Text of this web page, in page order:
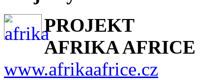
PROJEKT
AFRIKA AFRICE
www.afrikaafrice.cz